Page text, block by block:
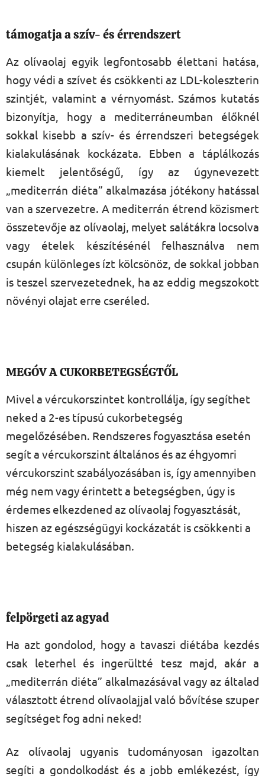
támogatja a szív- és érrendszert
Az olívaolaj egyik legfontosabb élettani hatása,
hogy védi a szívet és csökkenti az LDL-koleszterin
szintjét, valamint a vérnyomást. Számos kutatás
bizonyítja, hogy a mediterráneumban élőknél
sokkal kisebb a szív- és érrendszeri betegségek
kialakulásának kockázata. Ebben a táplálkozás
kiemelt jelentőségű, így az úgynevezett
„mediterrán diéta” alkalmazása jótékony hatással
van a szervezetre. A mediterrán étrend közismert
összetevője az olívaolaj, melyet salátákra locsolva
vagy ételek készítésénél felhasználva nem
csupán különleges ízt kölcsönöz, de sokkal jobban
is teszel szervezetednek, ha az eddig megszokott
növényi olajat erre cseréled.
MEGÓV A CUKORBETEGSÉGTŐL
Mivel a vércukorszintet kontrollálja, így segíthet
neked a 2-es típusú cukorbetegség
megelőzésében. Rendszeres fogyasztása esetén
segít a vércukorszint általános és az éhgyomri
vércukorszint szabályozásában is, így amennyiben
még nem vagy érintett a betegségben, úgy is
érdemes elkezdened az olívaolaj fogyasztását,
hiszen az egészségügyi kockázatát is csökkenti a
betegség kialakulásában.
felpörgeti az agyad
Ha azt gondolod, hogy a tavaszi diétába kezdés
csak leterhel és ingerültté tesz majd, akár a
„mediterrán diéta” alkalmazásával vagy az általad
választott étrend olívaolajjal való bővítése szuper
segítséget fog adni neked!
Az olívaolaj ugyanis tudományosan igazoltan
segíti a gondolkodást és a jobb emlékezést, így